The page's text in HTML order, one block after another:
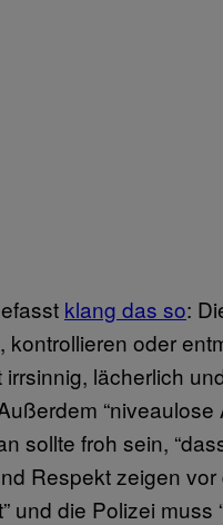
klang das so:
kontrollieren oder
lächerlich
“niveaulose
sollte froh sein,
Respekt zeigen vor
und die Polizei muss